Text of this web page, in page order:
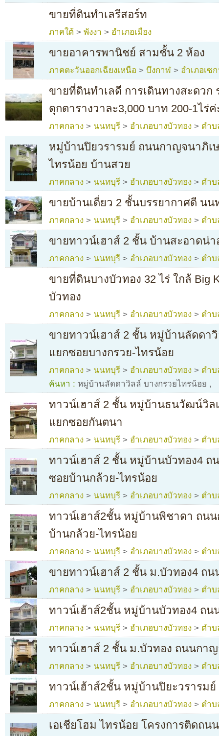
ขายที่ดินทำเลรีสอร์ท
ภาคใต้ > พังงา > อำเภอเมือง
ขายอาคารพานิชย์ สามชั้น 2 ห้อง
ภาคตะวันออกเฉียงเหนือ > บึงกาฬ> อำเภอเซ
ขายที่ดินทำเลดี การเดินทางสะดว
ดุกตารางวาละ3,000 บาท 200-1ไร่ค่
ภาคกลาง > นนทบุรี > อำเภอบางบัวทอง > ตำบ
หมู่บ้านปิยวรารมย์ ถนนกาญจนาภิเ
ไทรน้อย บ้านสวย
ภาคกลาง > นนทบุรี > อำเภอบางบัวทอง > ตำบ
ขายบ้านเดี่ยว 2 ชั้นบรรยากาศดี น
ภาคกลาง > นนทบุรี > อำเภอบางบัวทอง > ตำบ
ขายทาวน์เฮาส์ 2 ชั้น บ้านสะอาดน่า
ภาคกลาง > นนทบุรี > อำเภอบางบัวทอง > ตำบ
ขายที่ดินบางบัวทอง 32 ไร่ ใกล้ Big
บัวทอง
ภาคกลาง > นนทบุรี > อำเภอบางบัวทอง > ตำบ
ขายทาวน์เฮาส์ 2 ชั้น หมู่บ้านลัดดา
แยกซอยบางกรวย-ไทรน้อย
ภาคกลาง > นนทบุรี > อำเภอบางบัวทอง > ตำบ
ค้นหา : หมู่บ้านลัดดาวิลล์ บางกรวยไทรน้อย ,
ทาวน์เฮาส์ 2 ชั้น หมู่บ้านธนวัฒน์วิล
แยกซอยกันตนา
ภาคกลาง > นนทบุรี > อำเภอบางบัวทอง > ตำบ
ทาวน์เฮาส์ 2 ชั้น หมู่บ้านบัวทอง4 ถ
ซอยบ้านกล้วย-ไทรน้อย
ภาคกลาง > นนทบุรี > อำเภอบางบัวทอง > ตำบ
ทาวน์เฮาส์2ชั้น หมู่บ้านพิชาดา ถน
บ้านกล้วย-ไทรน้อย
ภาคกลาง > นนทบุรี > อำเภอบางบัวทอง > ตำบ
ขายทาวน์เฮาส์ 2 ชั้น ม.บัวทอง4 ถ
ภาคกลาง > นนทบุรี > อำเภอบางบัวทอง > ตำบ
ทาวน์เฮ้าส์2ชั้น หมู่บ้านบัวทอง4 ถน
ภาคกลาง > นนทบุรี > อำเภอบางบัวทอง > ตำบ
ทาวน์เฮาส์ 2 ชั้น ม.บัวทอง ถนนกา
ภาคกลาง > นนทบุรี > อำเภอบางบัวทอง > ตำบ
ทาวน์เฮ้าส์2ชั้น หมู่บ้านปิยะวรารมย์
ภาคกลาง > นนทบุรี > อำเภอบางบัวทอง > ตำบ
เอเชียโฮม ไทรน้อย โครงการติดถน